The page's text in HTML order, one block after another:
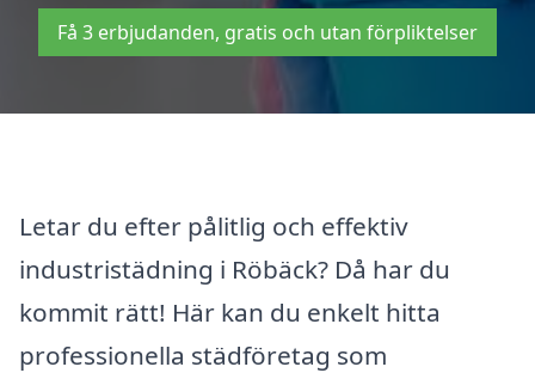
Få 3 erbjudanden, gratis och utan förpliktelser
Letar du efter pålitlig och effektiv
industristädning i Röbäck? Då har du
kommit rätt! Här kan du enkelt hitta
professionella städföretag som